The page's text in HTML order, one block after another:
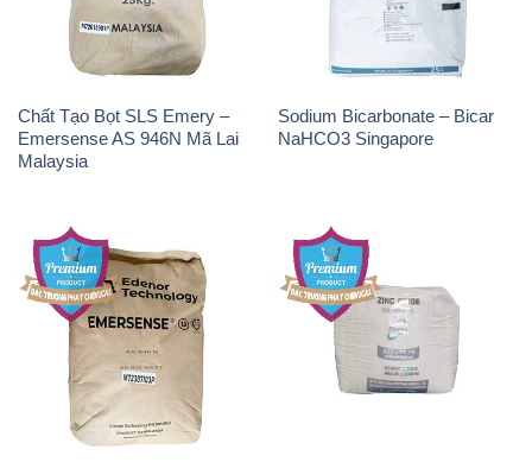
Chất Tạo Bọt SLS Emery –
Emersense AS 946N Mã Lai
Malaysia
Sodium Bicarbonate – Bicar
NaHCO3 Singapore